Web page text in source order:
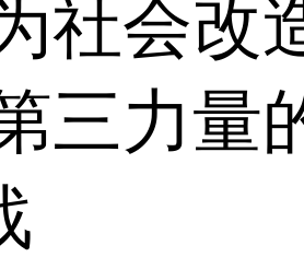
社会改
三力量